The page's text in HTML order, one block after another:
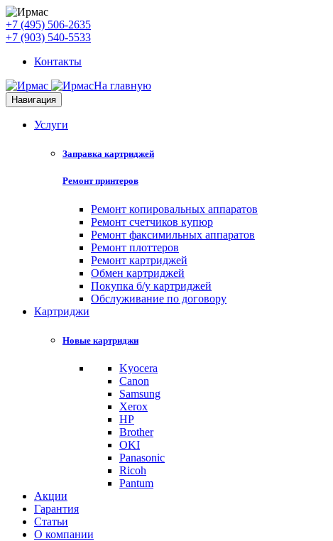
+7 (495) 506-2635
+7 (903) 540-5533
Контакты
На главную
Навигация
Услуги
Заправка картриджей
Ремонт принтеров
Ремонт копировальных аппаратов
Ремонт счетчиков купюр
Ремонт факсимильных аппаратов
Ремонт плоттеров
Ремонт картриджей
Обмен картриджей
Покупка б/у картриджей
Обслуживание по договору
Картриджи
Новые картриджи
Kyocera
Canon
Samsung
Xerox
HP
Brother
OKI
Panasonic
Ricoh
Pantum
Акции
Гарантия
Статьи
О компании